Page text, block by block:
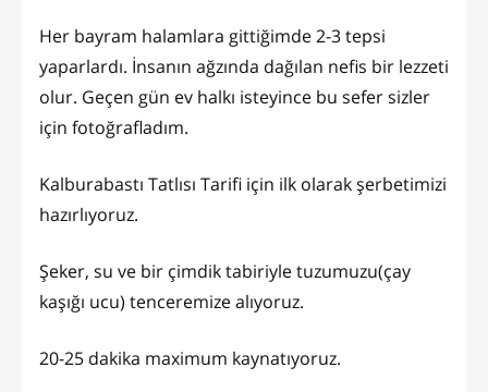
Her bayram halamlara gittiğimde 2-3 tepsi
yaparlardı. İnsanın ağzında dağılan nefis bir lezzeti
olur. Geçen gün ev halkı isteyince bu sefer sizler
için fotoğrafladım.
Kalburabastı Tatlısı Tarifi için ilk olarak şerbetimizi
hazırlıyoruz.
Şeker, su ve bir çimdik tabiriyle tuzumuzu(çay
kaşığı ucu) tenceremize alıyoruz.
20-25 dakika maximum kaynatıyoruz.